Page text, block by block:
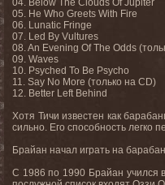
04. Below The Clouds Of Jupiter
05. He Who Greets With Fire
06. Lunatic Fringe
07. Led By Vultures
08. An Evening Of The Odds
09. Waves
10. Psyched To Be Psycho
11. Say No More (только на CD)
12. Better Left Behind
Хотя Тичи известен как
сильно. Его способность легко
Брайан начал играть на
С 1986 по 1990 Брайан учился